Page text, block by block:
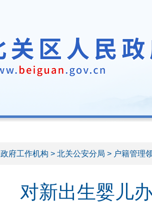
政府工作机构 > 北关公安分局 > 户籍管理
对新出生婴儿